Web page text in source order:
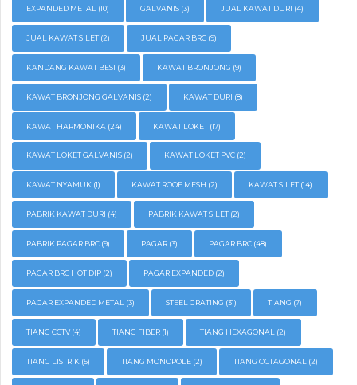
EXPANDED METAL (10) GALVANIS (3) JUAL KAWAT DURI (4)
JUAL KAWAT SILET (2) JUAL PAGAR BRC (9)
KANDANG KAWAT BESI (3) KAWAT BRONJONG (9)
KAWAT BRONJONG GALVANIS (2) KAWAT DURI (8)
KAWAT HARMONIKA (24) KAWAT LOKET (17)
KAWAT LOKET GALVANIS (2) KAWAT LOKET PVC (2)
KAWAT NYAMUK (1) KAWAT ROOF MESH (2) KAWAT SILET (14)
PABRIK KAWAT DURI (4) PABRIK KAWAT SILET (2)
PABRIK PAGAR BRC (9) PAGAR (3) PAGAR BRC (48)
PAGAR BRC HOT DIP (2) PAGAR EXPANDED (2)
PAGAR EXPANDED METAL (3) STEEL GRATING (31) TIANG (7)
TIANG CCTV(4) TIANG FIBER (1) TIANG HEXAGONAL (2)
TIANG LISTRIK (5) TIANG MONOPOLE (2) TIANG OCTAGONAL (2)